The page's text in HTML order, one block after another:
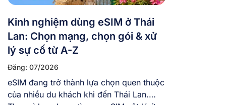
Kinh nghiệm dùng eSIM ở Thái
Lan: Chọn mạng, chọn gói & xử
lý sự cố từ A-Z
Đăng: 07/2026
eSIM đang trở thành lựa chọn quen thuộc
của nhiều du khách khi đến Thái Lan.
Thay vì loay hoay tìm mua SIM vật lý ở